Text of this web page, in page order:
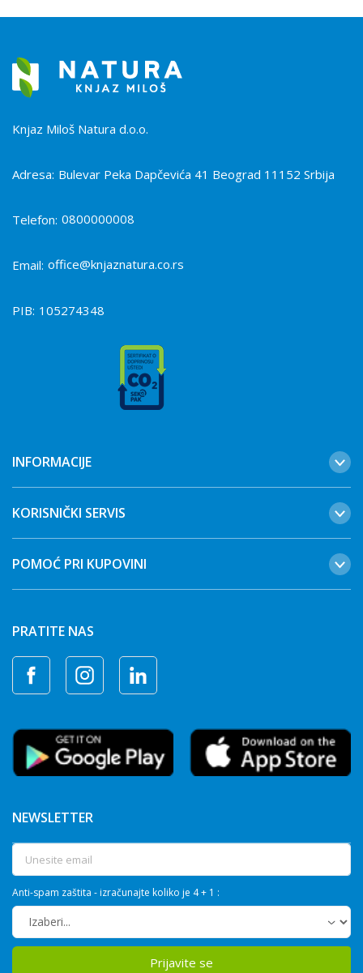
Knjaz Miloš Natura d.o.o.
Adresa: Bulevar Peka Dapčevića 41 Beograd 11152 Srbija
Telefon: 0800000008
Email: office@knjaznatura.co.rs
PIB: 105274348
INFORMACIJE
KORISNIČKI SERVIS
POMOĆ PRI KUPOVINI
PRATITE NAS
NEWSLETTER
Anti-spam zaštita - izračunajte koliko je 4 + 1 :
Prijavite se